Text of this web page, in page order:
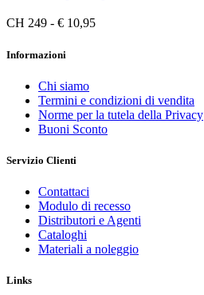
CH 249 - € 10,95
Informazioni
Chi siamo
Termini e condizioni di vendita
Norme per la tutela della Privacy
Buoni Sconto
Servizio Clienti
Contattaci
Modulo di recesso
Distributori e Agenti
Cataloghi
Materiali a noleggio
Links